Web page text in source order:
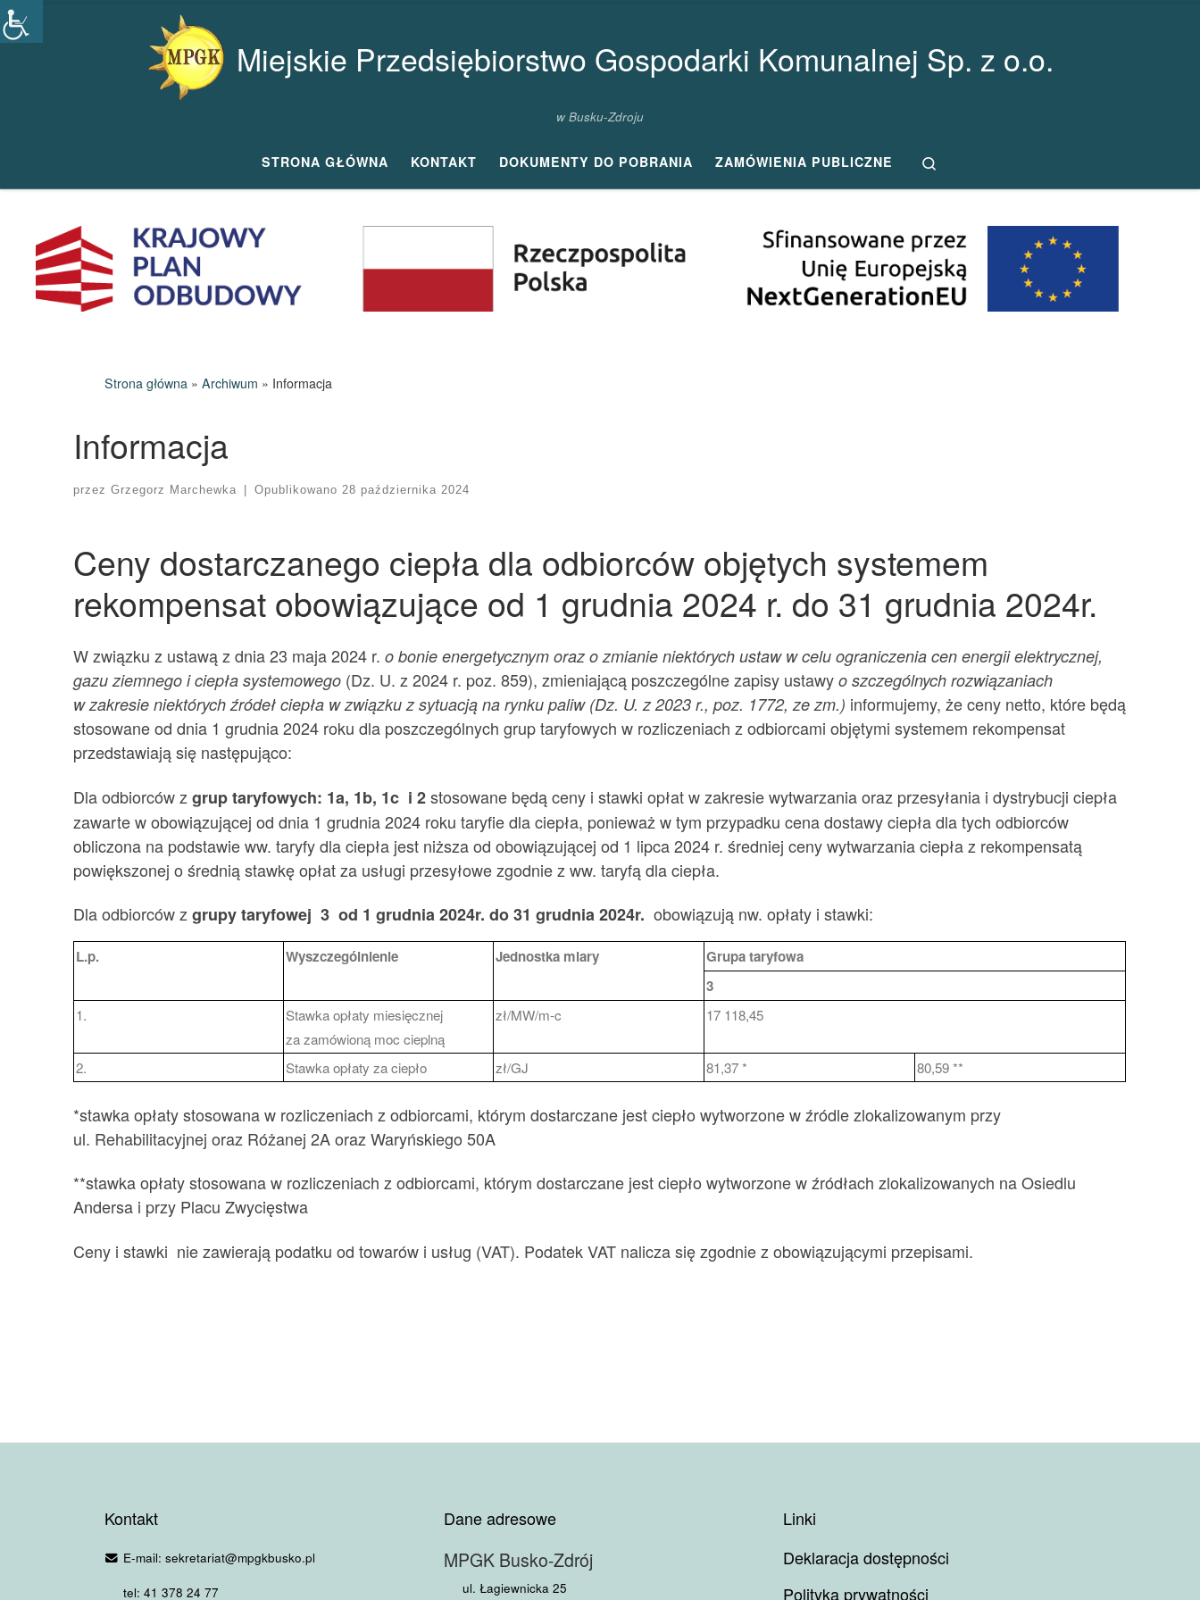
Przejdź do treści
Miejskie Przedsiębiorstwo Gospodarki Komunalnej Sp. z o.o.
w Busku-Zdroju
STRONA GŁÓWNA KONTAKT DOKUMENTY DO POBRANIA ZAMÓWIENIA PUBLICZNE
Strona główna » Archiwum » Informacja
Informacja
przezGrzegorz Marchewka Opublikowano 28 października 2024
Ceny dostarczanego ciepła dla odbiorców objętych systemem
rekompensat obowiązujące od 1 grudnia 2024 r. do 31 grudnia 2024r.
W związku z ustawą z dnia 23 maja 2024 r.o bonie energetycznym oraz o zmianie niektórych ustaw w celu ograniczenia cen energii elektrycznej,
gazu ziemnego i ciepła systemowego (Dz. U. z 2024 r. poz. 859), zmieniającą poszczególne zapisy ustawyo szczególnych rozwiązaniach
w zakresie niektórych źródeł ciepła w związku z sytuacją na rynku paliw (Dz. U. z 2023 r., poz. 1772, ze zm.) informujemy, że ceny netto, które będą
stosowane od dnia 1 grudnia 2024 roku dla poszczególnych grup taryfowych w rozliczeniach z odbiorcami objętymi systemem rekompensat
przedstawiają się następująco:
Dla odbiorców zgrup taryfowych: 1a, 1b, 1c i 2stosowane będą ceny i stawki opłat w zakresie wytwarzania oraz przesyłania i dystrybucji ciepła
zawarte w obowiązującej od dnia 1 grudnia 2024 roku taryfie dla ciepła, ponieważ w tym przypadku cena dostawy ciepła dla tych odbiorców
obliczona na podstawie ww. taryfy dla ciepła jest niższa od obowiązującej od 1 lipca 2024 r. średniej ceny wytwarzania ciepła z rekompensatą
powiększonej o średnią stawkę opłat za usługi przesyłowe zgodnie z ww. taryfą dla ciepła.
Dla odbiorców zgrupy taryfowej 3 od 1 grudnia 2024r. do 31 grudnia 2024r.obowiązują nw. opłaty i stawki:
L.p. Wyszczególnienie Jednostka miary
Grupa taryfowa
3
1.
Stawka opłaty miesięcznej
za zamówioną moc cieplną
zł/MW/m-c 17 118,45
2. Stawka opłaty za ciepło zł/GJ 81,37 * 80,59 **
*stawka opłaty stosowana w rozliczeniach z odbiorcami, którym dostarczane jest ciepło wytworzone w źródle zlokalizowanym przy
ul. Rehabilitacyjnej oraz Różanej 2A oraz Waryńskiego 50A
**stawka opłaty stosowana w rozliczeniach z odbiorcami, którym dostarczane jest ciepło wytworzone w źródłach zlokalizowanych na Osiedlu
Andersa i przy Placu Zwycięstwa
Ceny i stawki nie zawierają podatku od towarów i usług (VAT). Podatek VAT nalicza się zgodnie z obowiązującymi przepisami.
Kontakt
E-mail: sekretariat@mpgkbusko.pl
tel: 41 378 24 77
Dane adresowe
MPGK Busko-Zdrój
ul. Łagiewnicka 25
Linki
Deklaracja dostępności
Polityka prywatności